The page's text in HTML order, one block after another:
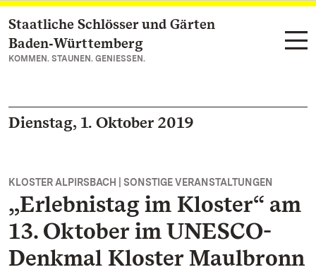
Zum Hauptinhalt springen
Staatliche Schlösser und Gärten
Baden‑Württemberg
KOMMEN. STAUNEN. GENIESSEN.
Dienstag, 1. Oktober 2019
KLOSTER ALPIRSBACH | SONSTIGE VERANSTALTUNGEN
„Erlebnistag im Kloster“ am
13. Oktober im UNESCO-
Denkmal Kloster Maulbronn